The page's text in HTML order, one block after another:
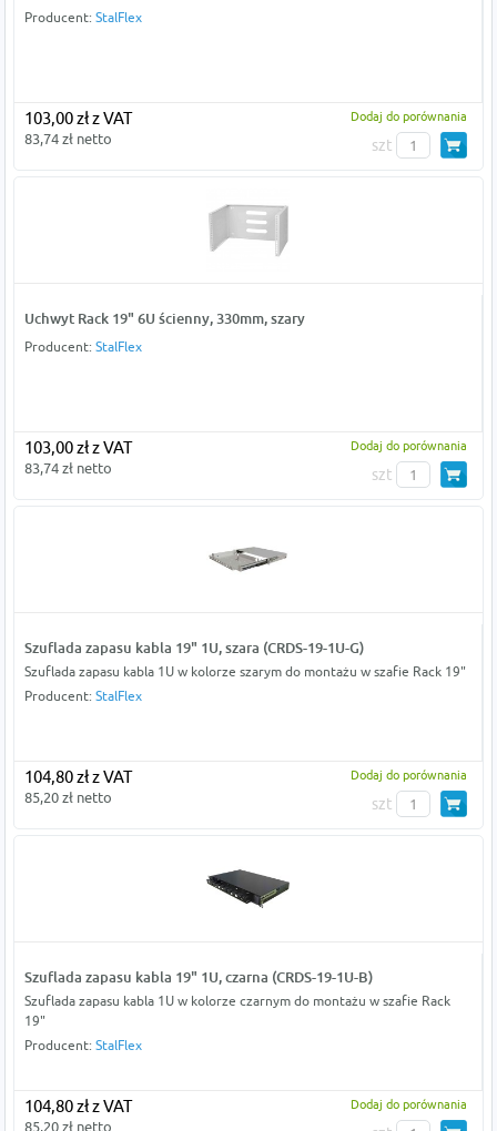
Producent: StalFlex
103,00 zł z VAT
83,74 zł netto
Dodaj do porównania
szt
Uchwyt Rack 19" 6U ścienny, 330mm, szary
Producent: StalFlex
103,00 zł z VAT
83,74 zł netto
Dodaj do porównania
szt
Szuflada zapasu kabla 19" 1U, szara (CRDS-19-1U-G)
Szuflada zapasu kabla 1U w kolorze szarym do montażu w szafie Rack 19"
Producent: StalFlex
104,80 zł z VAT
85,20 zł netto
Dodaj do porównania
szt
Szuflada zapasu kabla 19" 1U, czarna (CRDS-19-1U-B)
Szuflada zapasu kabla 1U w kolorze czarnym do montażu w szafie Rack
19"
Producent: StalFlex
104,80 zł z VAT
85,20 zł netto
Dodaj do porównania